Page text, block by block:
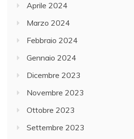
Aprile 2024
Marzo 2024
Febbraio 2024
Gennaio 2024
Dicembre 2023
Novembre 2023
Ottobre 2023
Settembre 2023